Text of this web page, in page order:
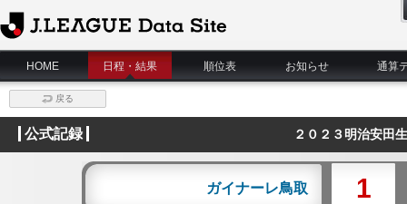
J.League Data Site
HOME
日程・結果 順位表 お知らせ 通算
戻る
公式記録 ２０２３明治安田
ガイナーレ鳥取 1